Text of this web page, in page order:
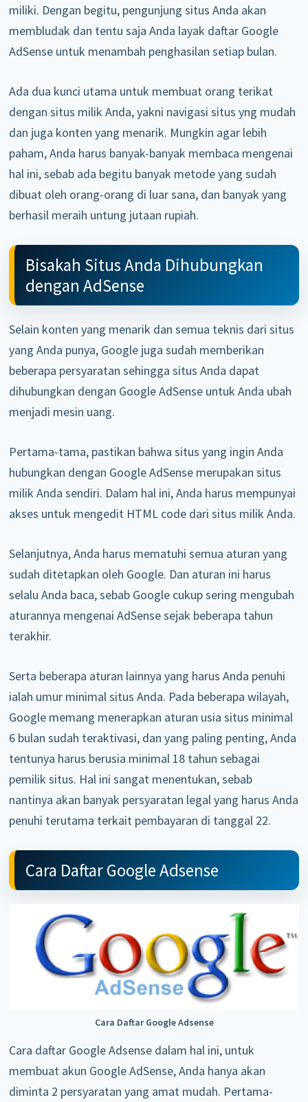
miliki. Dengan begitu, pengunjung situs Anda akan
membludak dan tentu saja Anda layak daftar Google
AdSense untuk menambah penghasilan setiap bulan.
Ada dua kunci utama untuk membuat orang terikat
dengan situs milik Anda, yakni navigasi situs yng mudah
dan juga konten yang menarik. Mungkin agar lebih
paham, Anda harus banyak-banyak membaca mengenai
hal ini, sebab ada begitu banyak metode yang sudah
dibuat oleh orang-orang di luar sana, dan banyak yang
berhasil meraih untung jutaan rupiah.
Bisakah Situs Anda Dihubungkan
dengan AdSense
Selain konten yang menarik dan semua teknis dari situs
yang Anda punya, Google juga sudah memberikan
beberapa persyaratan sehingga situs Anda dapat
dihubungkan dengan Google AdSense untuk Anda ubah
menjadi mesin uang.
Pertama-tama, pastikan bahwa situs yang ingin Anda
hubungkan dengan Google AdSense merupakan situs
milik Anda sendiri. Dalam hal ini, Anda harus mempunyai
akses untuk mengedit HTML code dari situs milik Anda.
Selanjutnya, Anda harus mematuhi semua aturan yang
sudah ditetapkan oleh Google. Dan aturan ini harus
selalu Anda baca, sebab Google cukup sering mengubah
aturannya mengenai AdSense sejak beberapa tahun
terakhir.
Serta beberapa aturan lainnya yang harus Anda penuhi
ialah umur minimal situs Anda. Pada beberapa wilayah,
Google memang menerapkan aturan usia situs minimal
6 bulan sudah teraktivasi, dan yang paling penting, Anda
tentunya harus berusia minimal 18 tahun sebagai
pemilik situs. Hal ini sangat menentukan, sebab
nantinya akan banyak persyaratan legal yang harus Anda
penuhi terutama terkait pembayaran di tanggal 22.
Cara Daftar Google Adsense
Cara Daftar Google Adsense
Cara daftar Google Adsense dalam hal ini, untuk
membuat akun Google AdSense, Anda hanya akan
diminta 2 persyaratan yang amat mudah. Pertama-